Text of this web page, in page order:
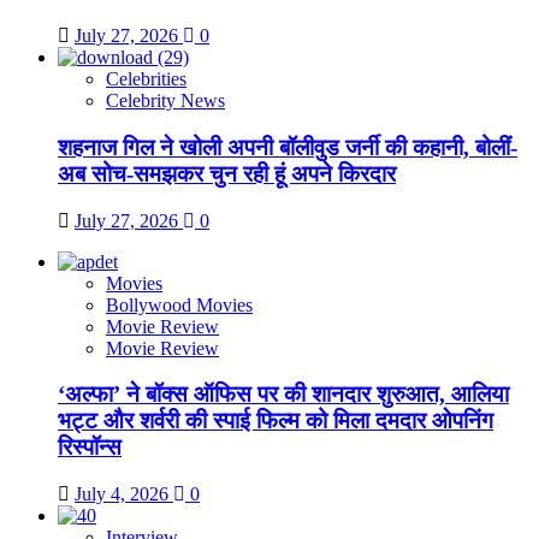
July 27, 2026 0
Celebrities
Celebrity News
शहनाज गिल ने खोली अपनी बॉलीवुड जर्नी की कहानी, बोलीं-
अब सोच-समझकर चुन रही हूं अपने किरदार
July 27, 2026 0
Movies
Bollywood Movies
Movie Review
Movie Review
‘अल्फा’ ने बॉक्स ऑफिस पर की शानदार शुरुआत, आलिया
भट्ट और शर्वरी की स्पाई फिल्म को मिला दमदार ओपनिंग
रिस्पॉन्स
July 4, 2026 0